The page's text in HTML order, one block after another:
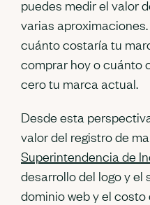
puedes medir el valor
varias
cuánto costaría tu
comprar hoy o cuánto
cero tu marca actual.
Desde esta
valor del registro de
Superintendencia de
desarrollo del logo y el
dominio web y el